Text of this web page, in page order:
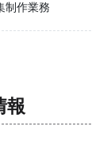
制作業務
報